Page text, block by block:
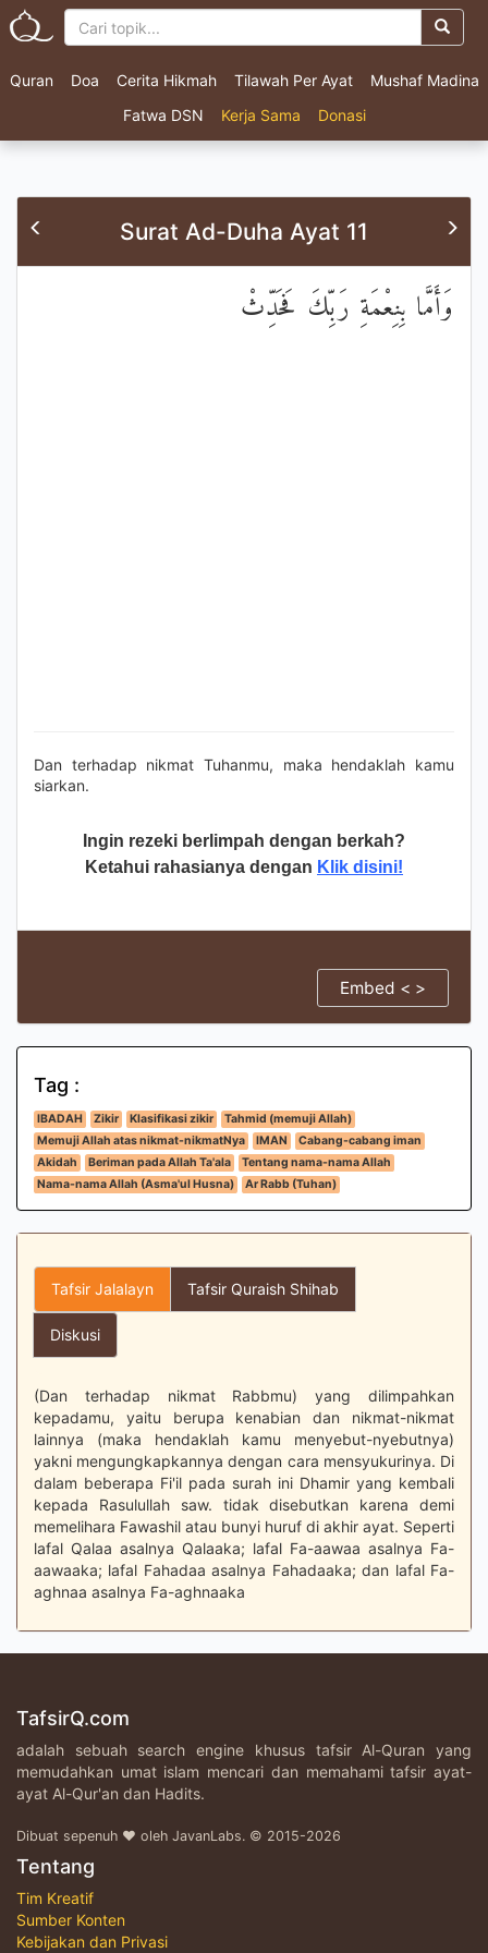
Quran Doa Cerita Hikmah Tilawah Per Ayat
Mushaf Madina
Fatwa DSN
Kerja Sama Donasi
Surat Ad-Duha Ayat 11
وَأَمَّا بِنِعْمَةِ رَبِّكَ فَحَدِّثْ
Dan terhadap nikmat Tuhanmu, maka hendaklah kamu
siarkan.
Ingin rezeki berlimpah dengan berkah?
Ketahui rahasianya dengan Klik disini!
Embed < >
Tag :
IBADAH Zikir Klasifikasi zikir
Tahmid (memuji Allah)
Memuji Allah atas nikmat-nikmatNya
IMAN
Cabang-cabang iman
Akidah
Beriman pada Allah Ta'ala
Tentang nama-nama Allah
Nama-nama Allah (Asma'ul Husna)
Ar Rabb (Tuhan)
Tafsir Jalalayn Tafsir Quraish Shihab
Diskusi
(Dan terhadap nikmat Rabbmu) yang dilimpahkan
kepadamu, yaitu berupa kenabian dan nikmat-nikmat
lainnya (maka hendaklah kamu menyebut-nyebutnya)
yakni mengungkapkannya dengan cara mensyukurinya. Di
dalam beberapa Fi'il pada surah ini Dhamir yang kembali
kepada Rasulullah saw. tidak disebutkan karena demi
memelihara Fawashil atau bunyi huruf di akhir ayat. Seperti
lafal Qalaa asalnya Qalaaka; lafal Fa-aawaa asalnya Fa-
aawaaka; lafal Fahadaa asalnya Fahadaaka; dan lafal Fa-
aghnaa asalnya Fa-aghnaaka
TafsirQ.com
adalah sebuah search engine khusus tafsir Al-Quran yang
memudahkan umat islam mencari dan memahami tafsir ayat-
ayat Al-Qur'an dan Hadits.
Dibuat sepenuh ♥ oleh JavanLabs. © 2015-2026
Tentang
Tim Kreatif
Sumber Konten
Kebijakan dan Privasi